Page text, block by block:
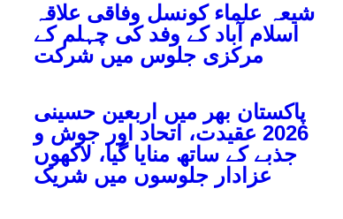
شیعہ علماء کونسل وفاقی علاقہ
اسلام آباد کے وفد کی چہلم کے
مرکزی جلوس میں شرکت
پاکستان بھر میں اربعین حسینی
2026 عقیدت، اتحاد اور جوش و
جذبے کے ساتھ منایا گیا، لاکھوں
عزادار جلوسوں میں شریک